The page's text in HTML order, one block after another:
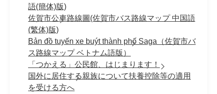
語(簡体)版)
佐賀市公車路線圖(佐賀市バス路線マップ 中国語
(繁体)版)
Bản đồ tuyến xe buýt thành phố Saga（佐賀市バ
ス路線マップ ベトナム語版）
「つかえる」公民館、はじまります！
国外に居住する親族について扶養控除等の適用
を受ける方へ